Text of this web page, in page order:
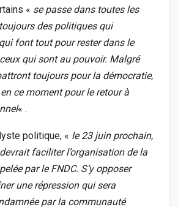
« se passe dans toutes les
des politiques qui
font tout pour rester dans le
qui sont au pouvoir. Malgré
toujours pour la démocratie,
ce moment pour le retour à
« .
politique, « le 23 juin prochain,
faciliter l’organisation de la
par le FNDC. S’y opposer
une répression qui sera
par la communauté